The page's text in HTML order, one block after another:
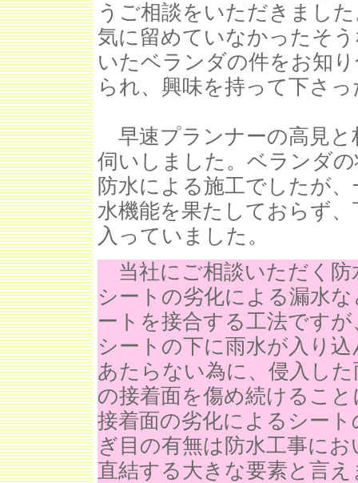
うご相談をいただきまし
気に留めていなかったそ
いたベランダの件をお知
られ、興味を持って下さ
早速プランナーの高見と
伺いしました。ベランダ
防水による施工でしたが
水機能を果たしておらず
入っていました。
当社にご相談いただく防
シートの劣化による漏水
ートを接合する工法です
シートの下に雨水が入り
あたらない為に、侵入し
の接着面を傷め続けるこ
接着面の劣化によるシー
ぎ目の有無は防水工事に
直結する大きな要素と言え